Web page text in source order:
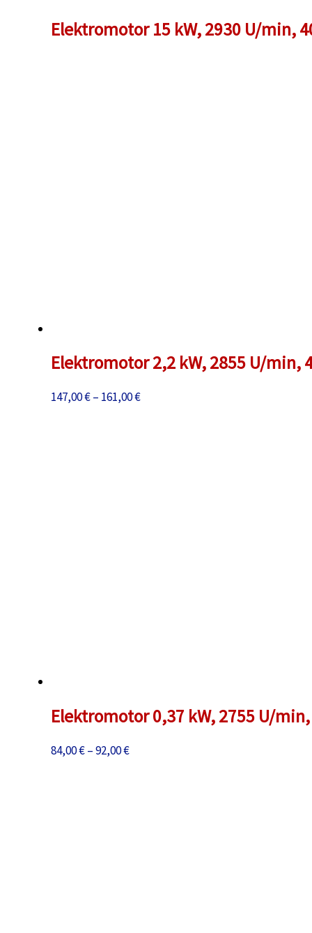
Elektromotor 15 kW, 2930 U/min,
Elektromotor 2,2 kW, 2855 U/min,
147,00€– 161,00€Preisspanne:
Elektromotor 0,37 kW, 2755 U/min,
84,00€–92,00€Preisspanne: